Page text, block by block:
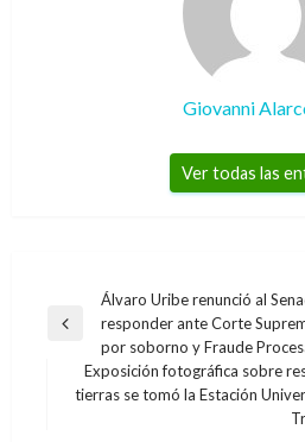
Giovanni
Ver todas las
Navegación
de
entradas
Entrada
anterior
Álvaro Uribe renunció al
responder ante Corte
por soborno y Fraude
Entrada
Exposición fotográfica sobre
tierras se tomó la Estación